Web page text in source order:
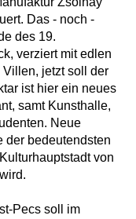
Das - noch -
des 19.
verziert mit edlen
jetzt soll der
ist hier ein neues
samt Kunsthalle,
Neue
der bedeutendsten
von
Pecs soll im